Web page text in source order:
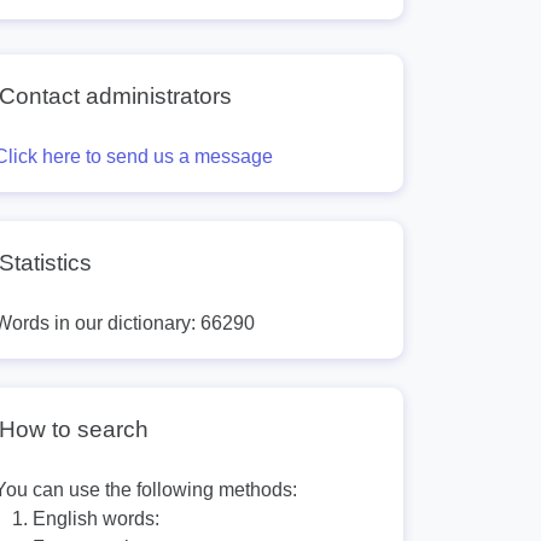
Contact administrators
here to send us a message
Statistics
in our dictionary: 66290
How to search
can use the following methods:
English words: